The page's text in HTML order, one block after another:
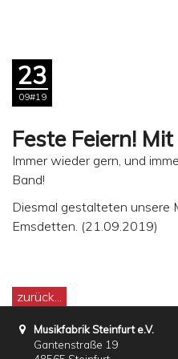
23
09#19
Feste Feiern!
Immer wieder gern, und
Band!
Diesmal gestalteten unsere
Emsdetten. (21.09.2019)
zurück...
Musikfabrik Steinfurt e.V.
Gantenstraße 19